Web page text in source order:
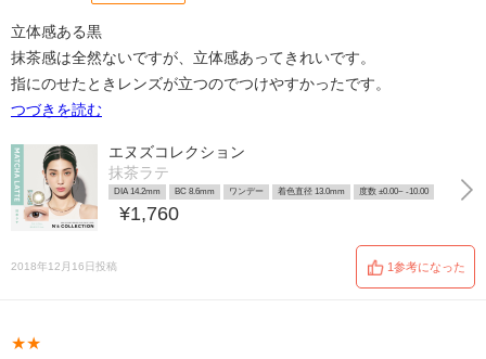
立体感ある黒
抹茶感は全然ないですが、立体感あってきれいです。
指にのせたときレンズが立つのでつけやすかったです。
つづきを読む
エヌズコレクション
抹茶ラテ
DIA 14.2mm BC 8.6mm ワンデー 着色直径 13.0mm 度数 ±0.00~ -10.00
¥1,760
2018年12月16日投稿 1参考になった
★★